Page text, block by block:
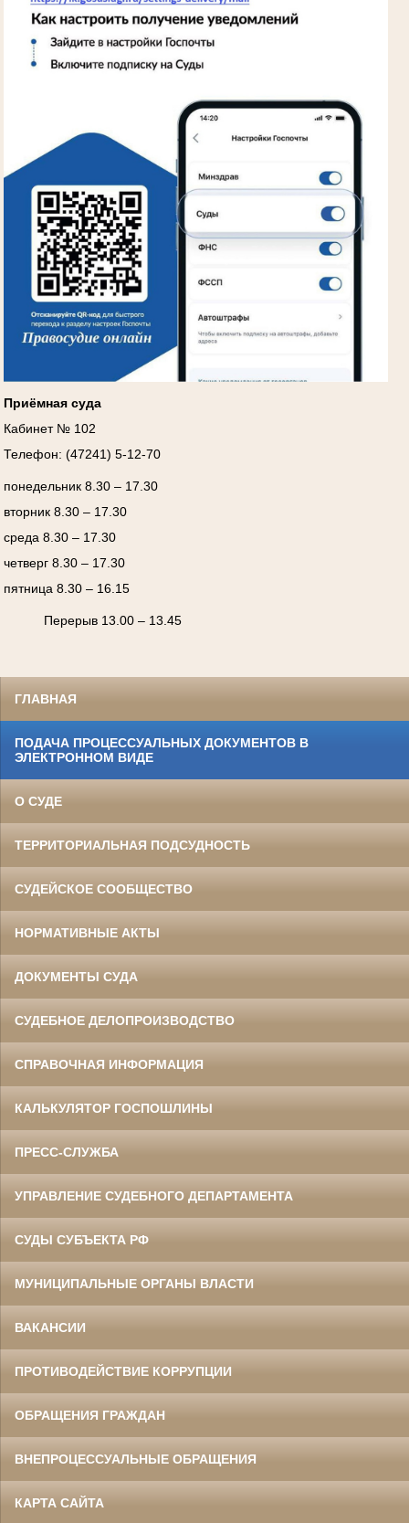
Приёмная суда
Кабинет № 102
Телефон: (47241) 5-12-70
понедельник 8.30 – 17.30
вторник 8.30 – 17.30
среда 8.30 – 17.30
четверг 8.30 – 17.30
пятница 8.30 – 16.15
Перерыв 13.00 – 13.45
ГЛАВНАЯ
ПОДАЧА ПРОЦЕССУАЛЬНЫХ ДОКУМЕНТОВ В
ЭЛЕКТРОННОМ ВИДЕ
О СУДЕ
ТЕРРИТОРИАЛЬНАЯ ПОДСУДНОСТЬ
СУДЕЙСКОЕ СООБЩЕСТВО
НОРМАТИВНЫЕ АКТЫ
ДОКУМЕНТЫ СУДА
СУДЕБНОЕ ДЕЛОПРОИЗВОДСТВО
СПРАВОЧНАЯ ИНФОРМАЦИЯ
КАЛЬКУЛЯТОР ГОСПОШЛИНЫ
ПРЕСС-СЛУЖБА
УПРАВЛЕНИЕ СУДЕБНОГО ДЕПАРТАМЕНТА
СУДЫ СУБЪЕКТА РФ
МУНИЦИПАЛЬНЫЕ ОРГАНЫ ВЛАСТИ
ВАКАНСИИ
ПРОТИВОДЕЙСТВИЕ КОРРУПЦИИ
ОБРАЩЕНИЯ ГРАЖДАН
ВНЕПРОЦЕССУАЛЬНЫЕ ОБРАЩЕНИЯ
КАРТА САЙТА